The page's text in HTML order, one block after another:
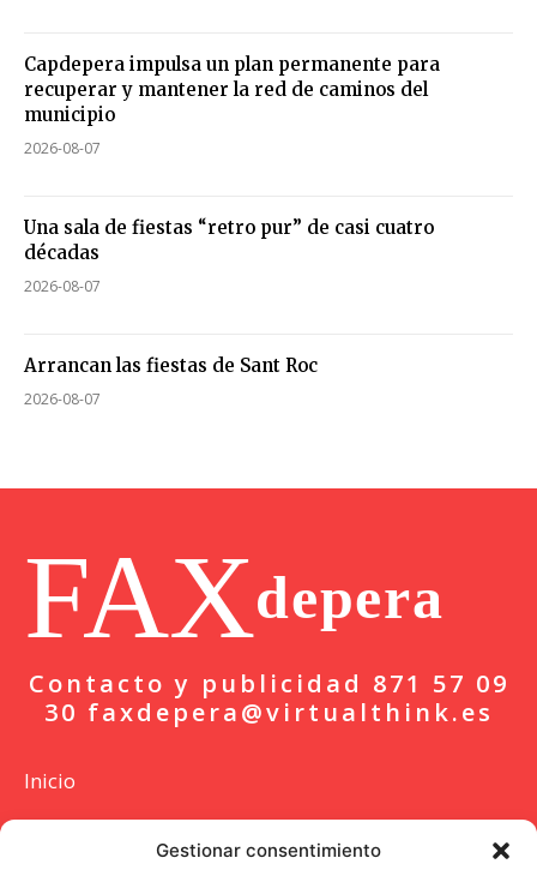
Gestionar consentimiento
Capdepera impulsa un plan permanente para
recuperar y mantener la red de caminos del
municipio
2026-08-07
Una sala de fiestas “retro pur” de casi cuatro
décadas
2026-08-07
Arrancan las fiestas de Sant Roc
2026-08-07
FAXdepera
Contacto y publicidad 871 57 09
30 faxdepera@virtualthink.es
Inicio
Actualidad